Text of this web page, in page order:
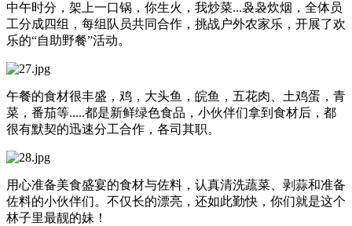
中午时分，架上一口锅，你生火，我炒菜...袅袅炊烟，全体员
工分成四组，每组队员共同合作，挑战户外农家乐，开展了欢
乐的“自助野餐”活动。
午餐的食材很丰盛，鸡，大头鱼，皖鱼，五花肉、土鸡蛋，青
菜，番茄等.....都是新鲜绿色食品，小伙伴们拿到食材后，都
很有默契的迅速分工合作，各司其职。
用心准备美食盛宴的食材与佐料，认真清洗蔬菜、剥蒜和准备
佐料的小伙伴们。不仅长的漂亮，还如此勤快，你们就是这个
林子里最靓的妹！